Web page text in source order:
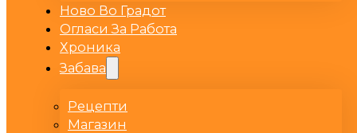
Ново Во Градот
Огласи За Работа
Хроника
Забава
Рецепти
Магазин